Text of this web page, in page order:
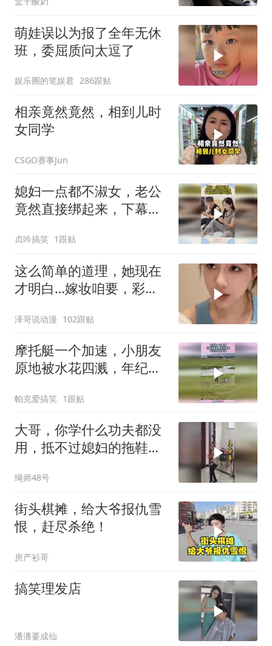
萌娃误以为报了全年无休
班，委屈质问太逗了
娱乐圈的笔娱君 286跟贴
相亲竟然竟然，相到儿时
女同学
CSGO赛事Jun
媳妇一点都不淑女，老公
竟然直接绑起来，下幕媳
贞吟搞笑 1跟贴
这么简单的道理，她现在
才明白…嫁妆咱要，彩礼
泽哥说动漫 102跟贴
摩托艇一个加速，小朋友
原地被水花四溅，年纪小
帕克爱搞笑 1跟贴
大哥，你学什么功夫都没
用，抵不过媳妇的拖鞋好
绳师48号
街头棋摊，给大爷报仇雪
恨，赶尽杀绝！
房产衫哥
搞笑理发店
潘潘要成仙